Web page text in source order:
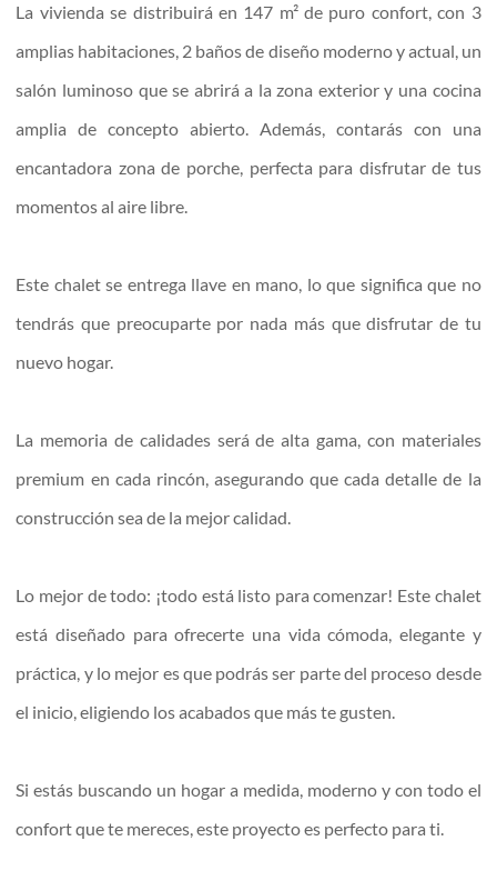
La vivienda se distribuirá en 147 m² de puro confort, con 3
amplias habitaciones, 2 baños de diseño moderno y actual, un
salón luminoso que se abrirá a la zona exterior y una cocina
amplia de concepto abierto. Además, contarás con una
encantadora zona de porche, perfecta para disfrutar de tus
momentos al aire libre.
Este chalet se entrega llave en mano, lo que significa que no
tendrás que preocuparte por nada más que disfrutar de tu
nuevo hogar.
La memoria de calidades será de alta gama, con materiales
premium en cada rincón, asegurando que cada detalle de la
construcción sea de la mejor calidad.
Lo mejor de todo: ¡todo está listo para comenzar! Este chalet
está diseñado para ofrecerte una vida cómoda, elegante y
práctica, y lo mejor es que podrás ser parte del proceso desde
el inicio, eligiendo los acabados que más te gusten.
Si estás buscando un hogar a medida, moderno y con todo el
confort que te mereces, este proyecto es perfecto para ti.